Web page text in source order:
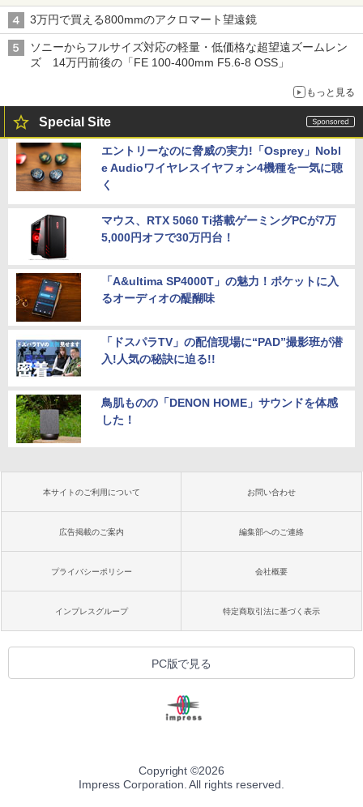
3万円で買える800mmのアクロマート望遠鏡
ソニーからフルサイズ対応の軽量・低価格な超望遠ズームレン
ズ 14万円前後の「FE 100-400mm F5.6-8 OSS」
もっと見る
Special Site
エントリーなのに脅威の実力!「Osprey」Nobl
e Audioワイヤレスイヤフォン4機種を一気に聴
く
マウス、RTX 5060 Ti搭載ゲーミングPCが7万
5,000円オフで30万円台！
「A&ultima SP4000T」の魅力！ポケットに入
るオーディオの醍醐味
「ドスパラTV」の配信現場に“PAD”撮影班が潜
入!人気の秘訣に迫る!!
鳥肌ものの「DENON HOME」サウンドを体感
した！
本サイトのご利用について お問い合わせ
広告掲載のご案内 編集部へのご連絡
プライバシーポリシー 会社概要
インプレスグループ 特定商取引法に基づく表示
PC版で見る
Copyright ©2026
Impress Corporation. All rights reserved.